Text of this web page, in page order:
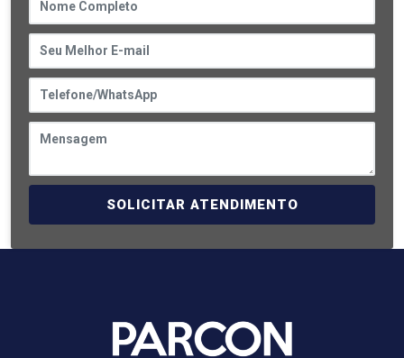
SOLICITAR ATENDIMENTO